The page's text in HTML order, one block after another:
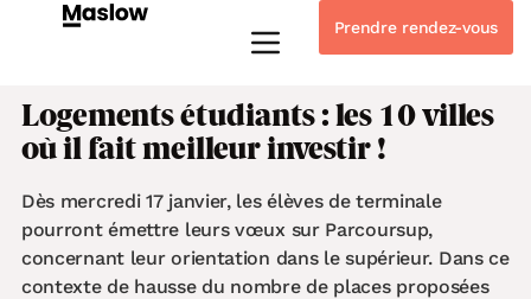
Prendre rendez-vous
Logements étudiants : les 10 villes
où il fait meilleur investir !
Dès mercredi 17 janvier, les élèves de terminale
pourront émettre leurs vœux sur Parcoursup,
concernant leur orientation dans le supérieur. Dans ce
contexte de hausse du nombre de places proposées